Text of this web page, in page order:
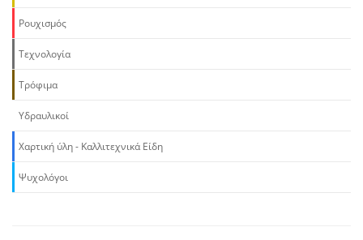
Ρουχισμός
Τεχνολογία
Τρόφιμα
Υδραυλικοί
Χαρτική ύλη - Καλλιτεχνικά Είδη
Ψυχολόγοι